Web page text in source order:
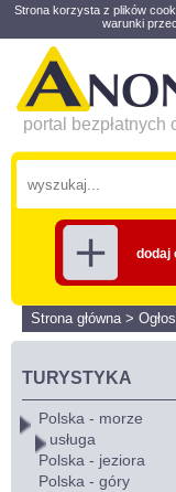
Strona korzysta z plików
warunki
portal bezpłatnych
dodaj
Strona główna>
TURYSTYKA
Polska - morze
usługa
Polska - jeziora
Polska - góry